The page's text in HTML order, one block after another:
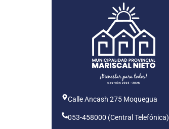
Calle Ancash 275 Moquegua
053-458000 (Central Telefónica)